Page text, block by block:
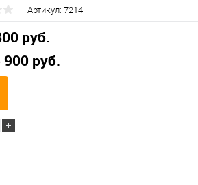
Артикул: 7214
руб.
руб.